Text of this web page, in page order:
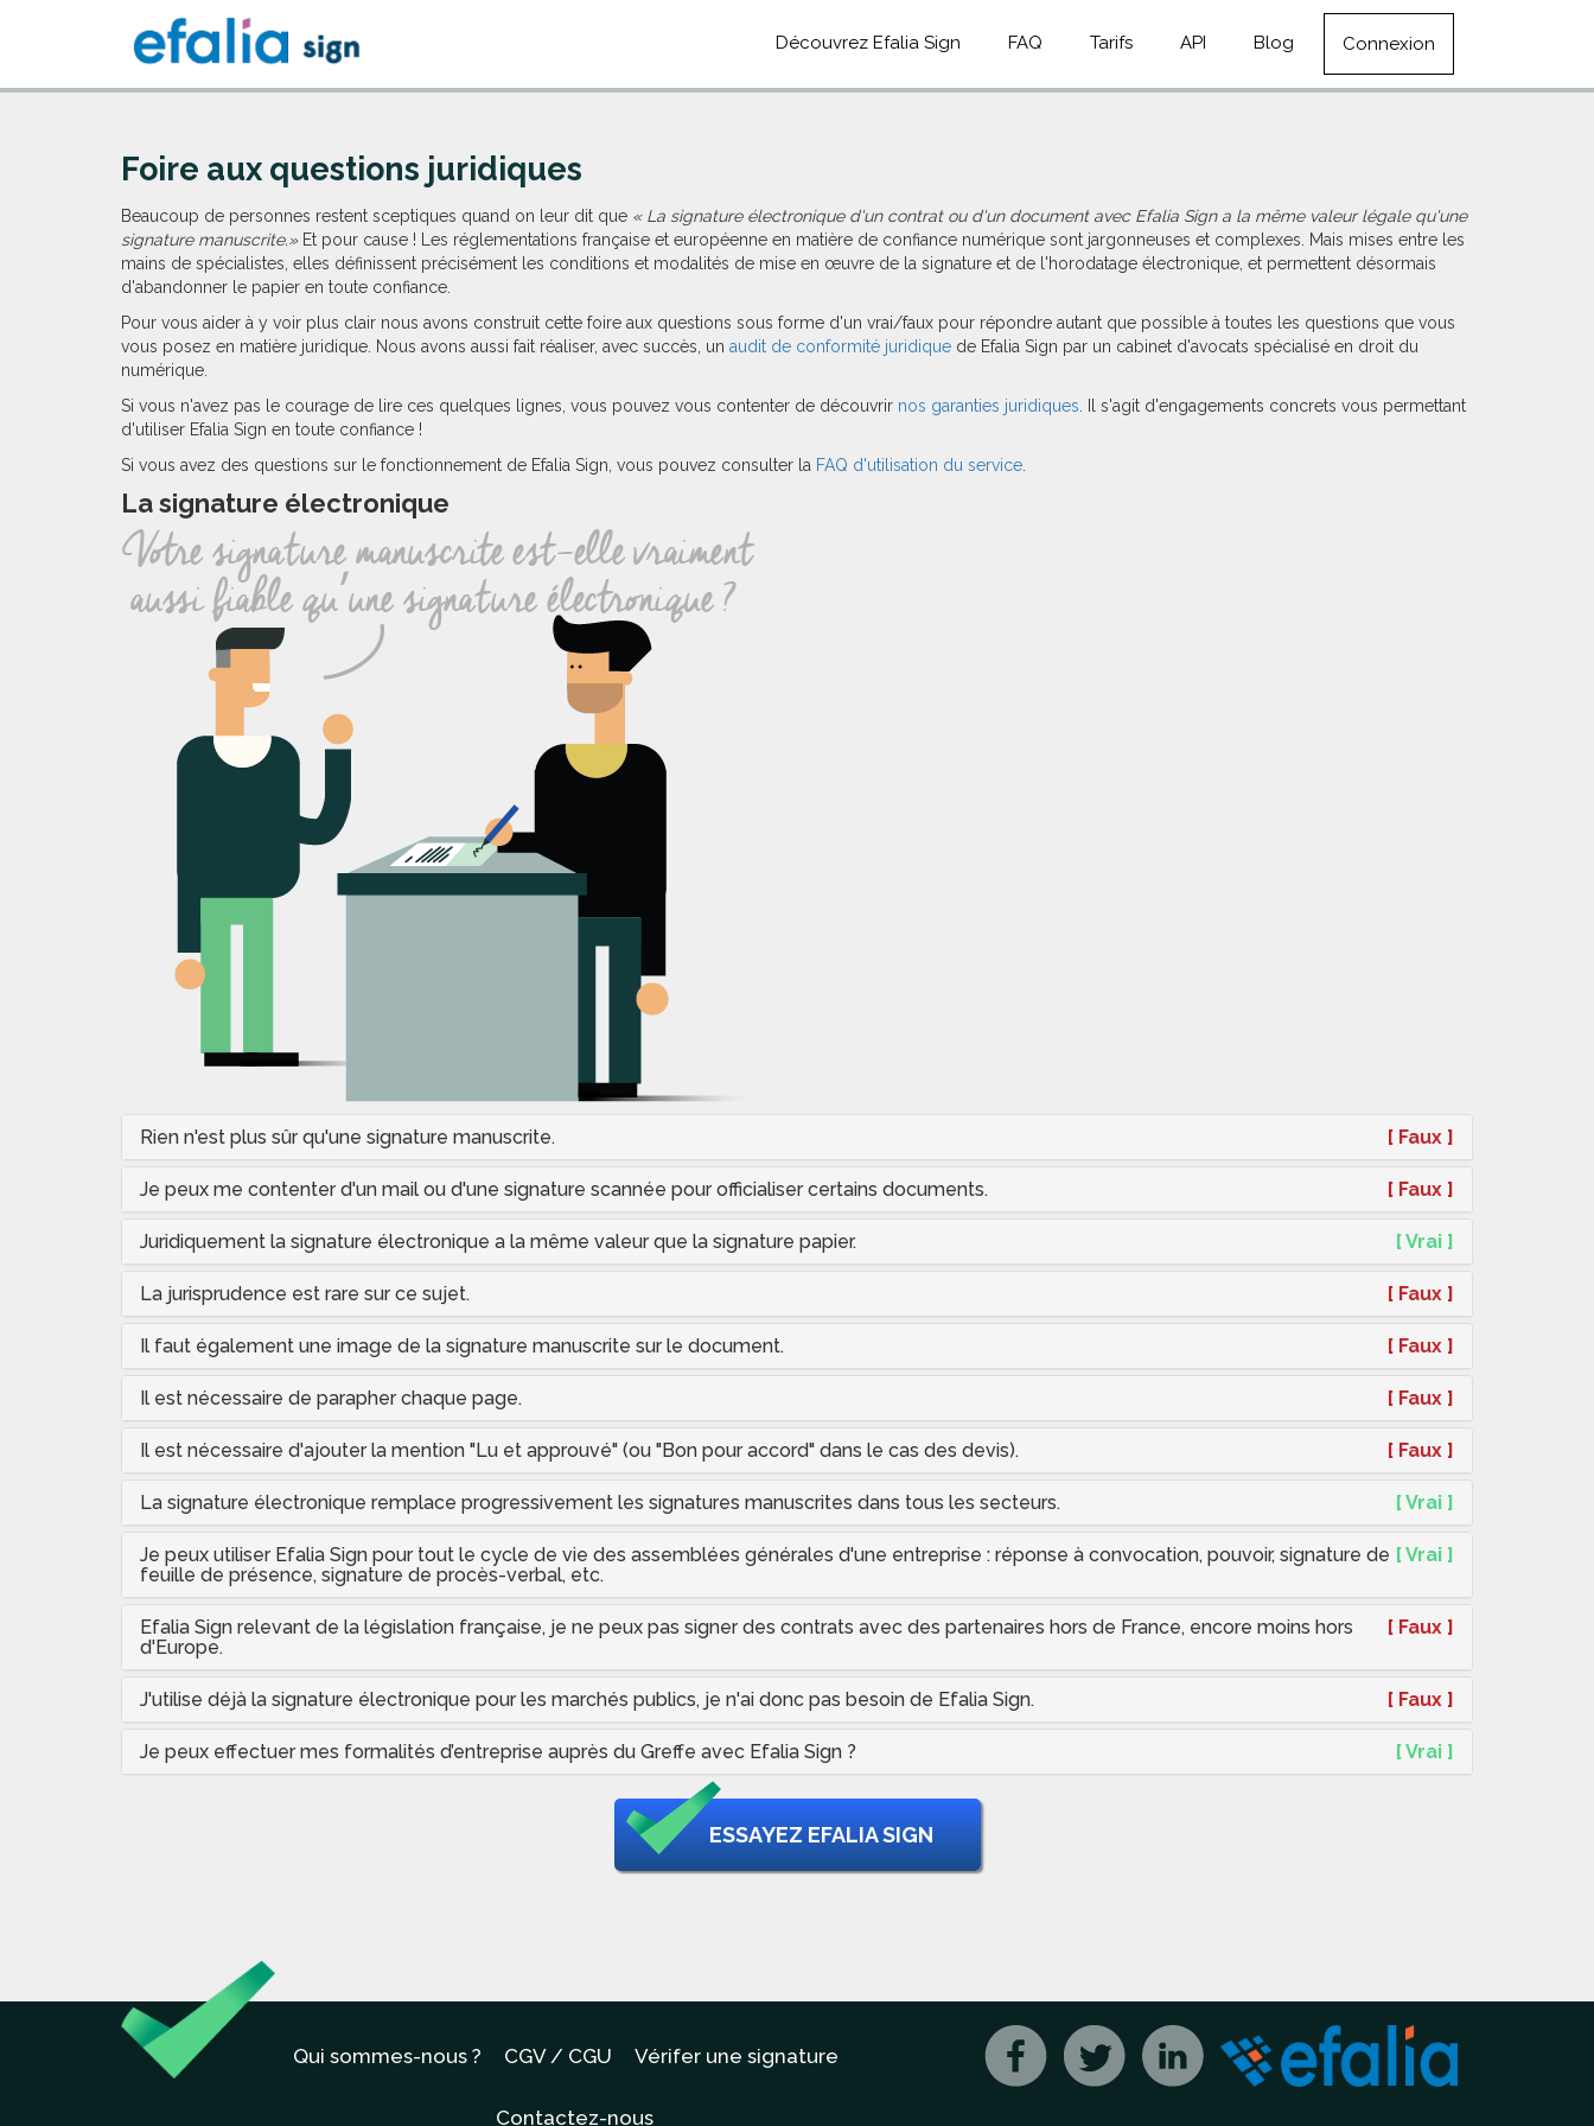
Découvrez Efalia Sign FAQ Tarifs API Blog Connexion
Foire aux questions juridiques
Beaucoup de personnes restent sceptiques quand on leur dit que « La signature électronique d'un contrat ou d'un document avec Efalia Sign a la même valeur légale qu'une
signature manuscrite.»Et pour cause ! Les réglementations française et européenne en matière de confiance numérique sont jargonneuses et complexes. Mais mises entre les
mains de spécialistes, elles définissent précisément les conditions et modalités de mise en œuvre de la signature et de l'horodatage électronique, et permettent désormais
d'abandonner le papier en toute confiance.
Pour vous aider à y voir plus clair nous avons construit cette foire aux questions sous forme d'un vrai/faux pour répondre autant que possible à toutes les questions que vous
vous posez en matière juridique. Nous avons aussi fait réaliser, avec succès, un audit de conformité juridique de Efalia Sign par un cabinet d'avocats spécialisé en droit du
numérique.
Si vous n'avez pas le courage de lire ces quelques lignes, vous pouvez vous contenter de découvrir nos garanties juridiques . Il s'agit d'engagements concrets vous permettant
d'utiliser Efalia Sign en toute confiance !
Si vous avez des questions sur le fonctionnement de Efalia Sign, vous pouvez consulter la FAQ d'utilisation du service
La signature électronique
[ Faux ]
Rien n'est plus sûr qu'une signature manuscrite.
[ Faux ]
Je peux me contenter d'un mail ou d'une signature scannée pour officialiser certains documents.
[ Vrai ]
Juridiquement la signature électronique a la même valeur que la signature papier.
[ Faux ]
La jurisprudence est rare sur ce sujet.
[ Faux ]
Il faut également une image de la signature manuscrite sur le document.
[ Faux ]
Il est nécessaire de parapher chaque page.
[ Faux ]
Il est nécessaire d'ajouter la mention "Lu et approuvé" (ou "Bon pour accord" dans le cas des devis).
[ Vrai ]
La signature électronique remplace progressivement les signatures manuscrites dans tous les secteurs.
[ Vrai ]
Je peux utiliser Efalia Sign pour tout le cycle de vie des assemblées générales d'une entreprise : réponse à convocation, pouvoir, signature de
feuille de présence, signature de procès-verbal, etc.
[ Faux ]
Efalia Sign relevant de la législation française, je ne peux pas signer des contrats avec des partenaires hors de France, encore moins hors
d'Europe.
[ Faux ]
J'utilise déjà la signature électronique pour les marchés publics, je n'ai donc pas besoin de Efalia Sign.
[ Vrai ]
Je peux effectuer mes formalités d’entreprise auprès du Greffe avec Efalia Sign ?
ESSAYEZ EFALIA SIGN
Qui sommes-nous ? CGV / CGU Vérifer une signature
Contactez-nous